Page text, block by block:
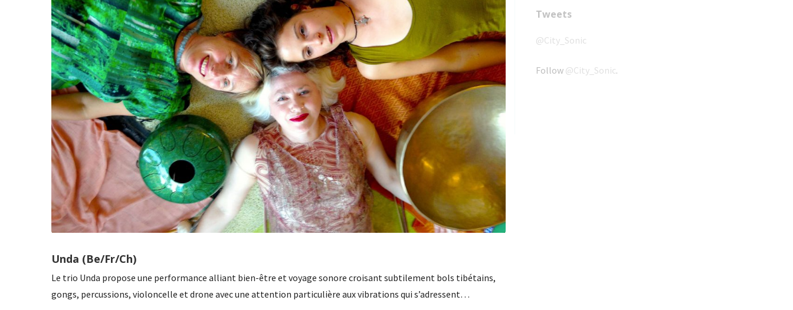
Unda (Be/Fr/Ch)
Le trio Unda propose une performance alliant bien-être et voyage sonore croisant subtilement bols tibétains,
gongs, percussions, violoncelle et drone avec une attention particulière aux vibrations qui s’adressent…
Tweets
@City_Sonic
Follow @City_Sonic.